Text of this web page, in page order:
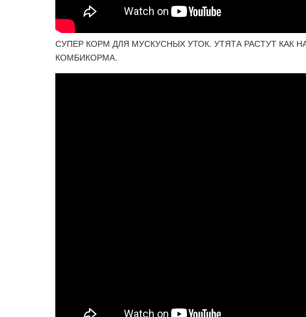
СУПЕР КОРМ ДЛЯ МУСКУСНЫХ УТОК. УТЯТА РАСТУТ КАК
КОМБИКОРМА.